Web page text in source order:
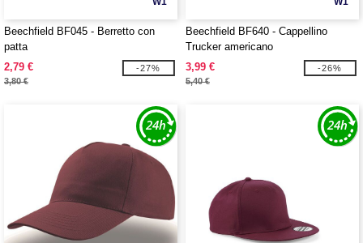
Beechfield BF045 - Berretto con
patta
2,79 €
3,80 €
-27%
Beechfield BF640 - Cappellino
Trucker americano
3,99 €
5,40 €
-26%